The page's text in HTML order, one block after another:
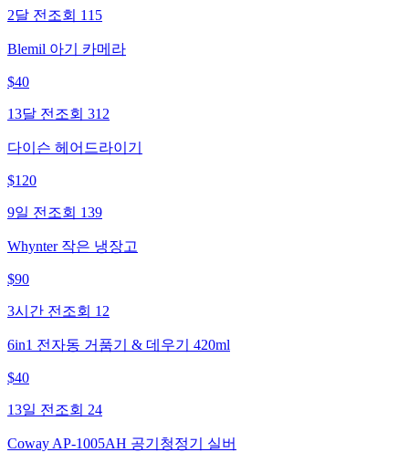
2달 전 조회 115
Blemil 아기 카메라
$40
13달 전 조회 312
다이슨 헤어드라이기
$120
9일 전 조회 139
Whynter 작은 냉장고
$90
3시간 전 조회 12
6in1 전자동 거품기 & 데우기 420ml
$40
13일 전 조회 24
Coway AP-1005AH 공기청정기 실버